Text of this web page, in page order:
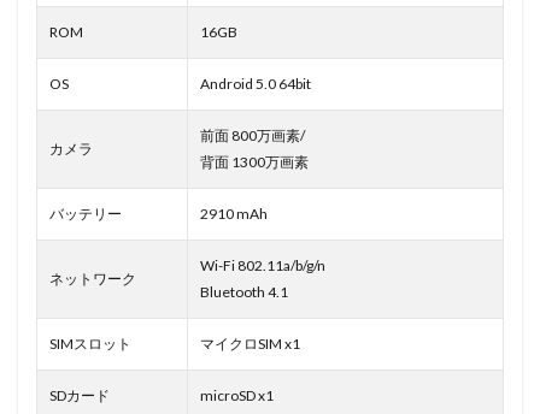
ROM 16GB
OS Android 5.0 64bit
カメラ
前面 800万画素/
背面 1300万画素
バッテリー 2910 mAh
ネットワーク
Wi-Fi 802.11a/b/g/n
Bluetooth 4.1
SIMスロット マイクロSIM x1
SDカード microSD x1